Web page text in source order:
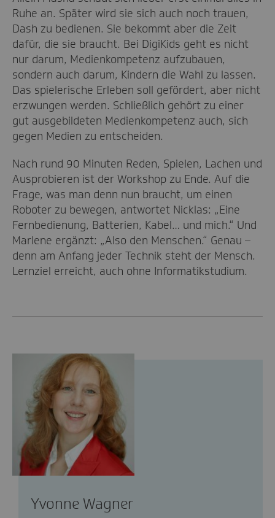
Ruhe an. Später wird sie sich auch noch trauen,
Dash zu bedienen. Sie bekommt aber die Zeit
dafür, die sie braucht. Bei DigiKids geht es nicht
nur darum, Medienkompetenz aufzubauen,
sondern auch darum, Kindern die Wahl zu lassen.
Das spielerische Erleben soll gefördert, aber nicht
erzwungen werden. Schließlich gehört zu einer
gut ausgebildeten Medienkompetenz auch, sich
gegen Medien zu entscheiden.
Nach rund 90 Minuten Reden, Spielen, Lachen und
Ausprobieren ist der Workshop zu Ende. Auf die
Frage, was man denn nun braucht, um einen
Roboter zu bewegen, antwortet Nicklas: „Eine
Fernbedienung, Batterien, Kabel… und mich.“ Und
Marlene ergänzt: „Also den Menschen.“ Genau –
denn am Anfang jeder Technik steht der Mensch.
Lernziel erreicht, auch ohne Informatikstudium.
Yvonne Wagner